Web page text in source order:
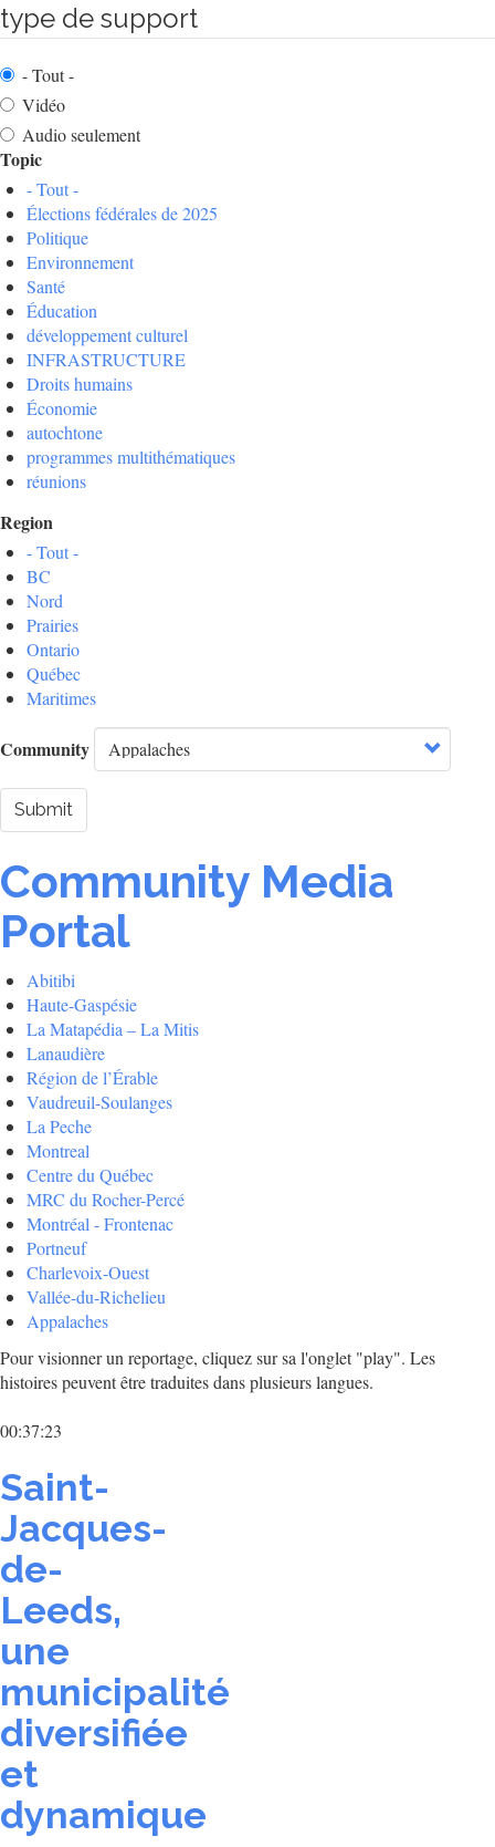
type de support
- Tout -
Vidéo
Audio seulement
Topic
- Tout -
Élections fédérales de 2025
Politique
Environnement
Santé
Éducation
développement culturel
INFRASTRUCTURE
Droits humains
Économie
autochtone
programmes multithématiques
réunions
Region
- Tout -
BC
Nord
Prairies
Ontario
Québec
Maritimes
Community
Submit
Community Media
Portal
Abitibi
Haute-Gaspésie
La Matapédia – La Mitis
Lanaudière
Région de l’Érable
Vaudreuil-Soulanges
La Peche
Montreal
Centre du Québec
MRC du Rocher-Percé
Montréal - Frontenac
Portneuf
Charlevoix-Ouest
Vallée-du-Richelieu
Appalaches
Pour visionner un reportage, cliquez sur sa l'onglet "play". Les
histoires peuvent être traduites dans plusieurs langues.
00:37:23
Saint-
Jacques-
de-
Leeds,
une
municipalité
diversifiée
et
dynamique